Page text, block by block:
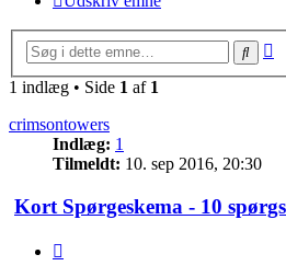
Søg
1 indlæg • Side 1 af 1
crimsontowers
Indlæg: 1
Tilmeldt: 10. sep 2016, 20:30
Kort Spørgeskema - 10